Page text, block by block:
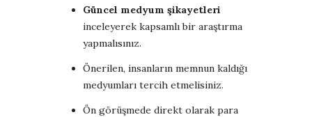
Güncel medyum şikayetleri
inceleyerek kapsamlı bir araştırma
yapmalısınız.
Önerilen, insanların memnun kaldığı
medyumları tercih etmelisiniz.
Ön görüşmede direkt olarak para